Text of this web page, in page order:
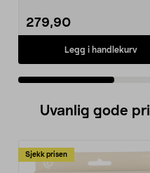
279,90
Legg i handlekurv
Uvanlig gode
Sjekk prisen